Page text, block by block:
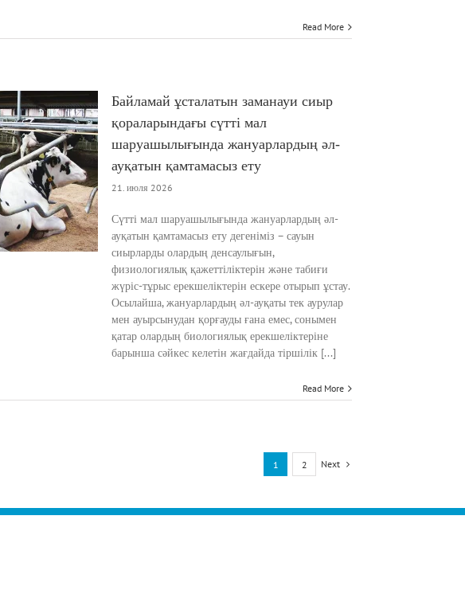
Read More
Байламай ұсталатын заманауи сиыр
қораларындағы сүтті мал
шаруашылығында жануарлардың әл-
ауқатын қамтамасыз ету
21. июля 2026
Сүтті мал шаруашылығында жануарлардың әл-
ауқатын қамтамасыз ету дегеніміз – сауын
сиырларды олардың денсаулығын,
физиологиялық қажеттіліктерін және табиғи
жүріс-тұрыс ерекшеліктерін ескере отырып ұстау.
Осылайша, жануарлардың әл-ауқаты тек аурулар
мен ауырсынудан қорғауды ғана емес, сонымен
қатар олардың биологиялық ерекшеліктеріне
барынша сәйкес келетін жағдайда тіршілік [...]
Read More
1 2 Next